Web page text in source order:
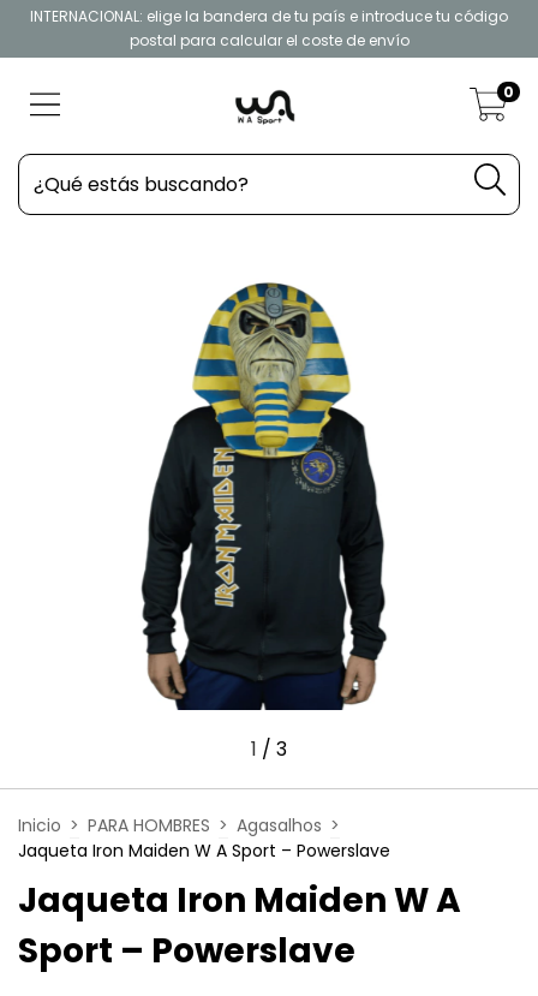
INTERNACIONAL: elige la bandera de tu país e introduce tu código
postal para calcular el coste de envío
0
1 / 3
Inicio > PARA HOMBRES > Agasalhos >
Jaqueta Iron Maiden W A Sport – Powerslave
Jaqueta Iron Maiden W A
Sport – Powerslave